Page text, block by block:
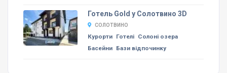
Готель Gold у Солотвино 3D
СОЛОТВИНО
Курорти Готелі Солоні озера
Басейни Бази відпочинку